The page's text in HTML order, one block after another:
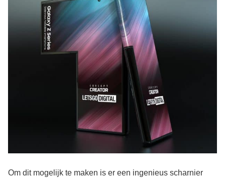
Om dit mogelijk te maken is er een ingenieus scharnier